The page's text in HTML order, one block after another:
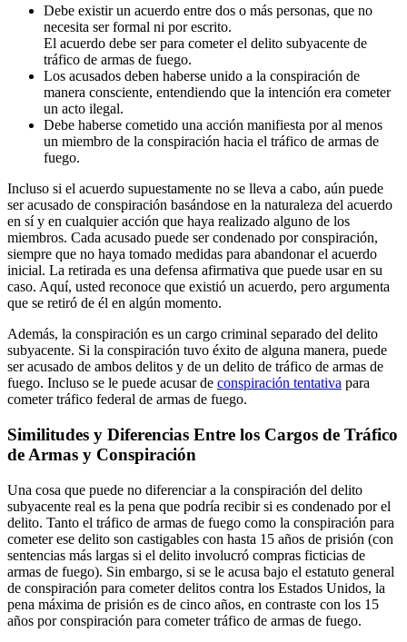
Debe existir un acuerdo entre dos o más personas, que no
necesita ser formal ni por escrito.
El acuerdo debe ser para cometer el delito subyacente de
tráfico de armas de fuego.
Los acusados deben haberse unido a la conspiración de
manera consciente, entendiendo que la intención era cometer
un acto ilegal.
Debe haberse cometido una acción manifiesta por al menos
un miembro de la conspiración hacia el tráfico de armas de
fuego.
Incluso si el acuerdo supuestamente no se lleva a cabo, aún puede
ser acusado de conspiración basándose en la naturaleza del acuerdo
en sí y en cualquier acción que haya realizado alguno de los
miembros. Cada acusado puede ser condenado por conspiración,
siempre que no haya tomado medidas para abandonar el acuerdo
inicial. La retirada es una defensa afirmativa que puede usar en su
caso. Aquí, usted reconoce que existió un acuerdo, pero argumenta
que se retiró de él en algún momento.
Además, la conspiración es un cargo criminal separado del delito
subyacente. Si la conspiración tuvo éxito de alguna manera, puede
ser acusado de ambos delitos y de un delito de tráfico de armas de
fuego. Incluso se le puede acusar de conspiración tentativa para
cometer tráfico federal de armas de fuego.
Similitudes y Diferencias Entre los Cargos de Tráfico
de Armas y Conspiración
Una cosa que puede no diferenciar a la conspiración del delito
subyacente real es la pena que podría recibir si es condenado por el
delito. Tanto el tráfico de armas de fuego como la conspiración para
cometer ese delito son castigables con hasta 15 años de prisión (con
sentencias más largas si el delito involucró compras ficticias de
armas de fuego). Sin embargo, si se le acusa bajo el estatuto general
de conspiración para cometer delitos contra los Estados Unidos, la
pena máxima de prisión es de cinco años, en contraste con los 15
años por conspiración para cometer tráfico de armas de fuego.